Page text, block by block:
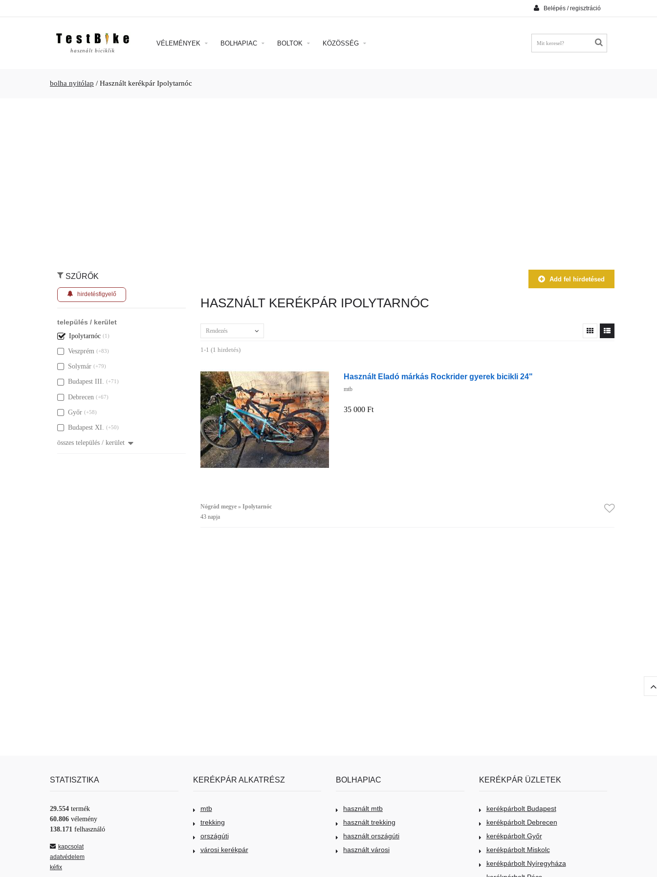
Belépés / regisztráció
használt biciklik
VÉLEMÉNYEK BOLHAPIAC BOLTOK KÖZÖSSÉG
bolha nyitólap / Használt kerékpár Ipolytarnóc
SZŰRŐK
hirdetésfigyelő
település / kerület
Ipolytarnóc (1)
Veszprém (+83)
Solymár (+79)
Budapest III. (+71)
Debrecen (+67)
Győr (+58)
Budapest XI. (+50)
összes település / kerület
Add fel hirdetésed
HASZNÁLT KERÉKPÁR IPOLYTARNÓC
Rendezés
1-1 (1 hirdetés)
Használt Eladó márkás Rockrider gyerek bicikli 24"
mtb
35 000 Ft
Nógrád megye » Ipolytarnóc
43 napja
STATISZTIKA
29.554 termék
60.806 vélemény
138.171 felhasználó
kapcsolat
adatvédelem
kéfix
KERÉKPÁR ALKATRÉSZ
mtb
trekking
országúti
városi kerékpár
BOLHAPIAC
használt mtb
használt trekking
használt országúti
használt városi
KERÉKPÁR ÜZLETEK
kerékpárbolt Budapest
kerékpárbolt Debrecen
kerékpárbolt Győr
kerékpárbolt Miskolc
kerékpárbolt Nyíregyháza